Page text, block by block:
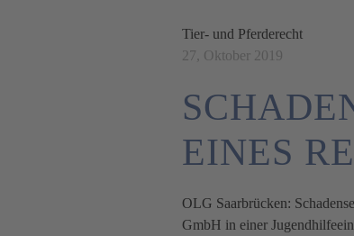
Tier- und Pferderecht
27, Oktober 2019
EINES
OLG Saarbrücken:
GmbH in einer